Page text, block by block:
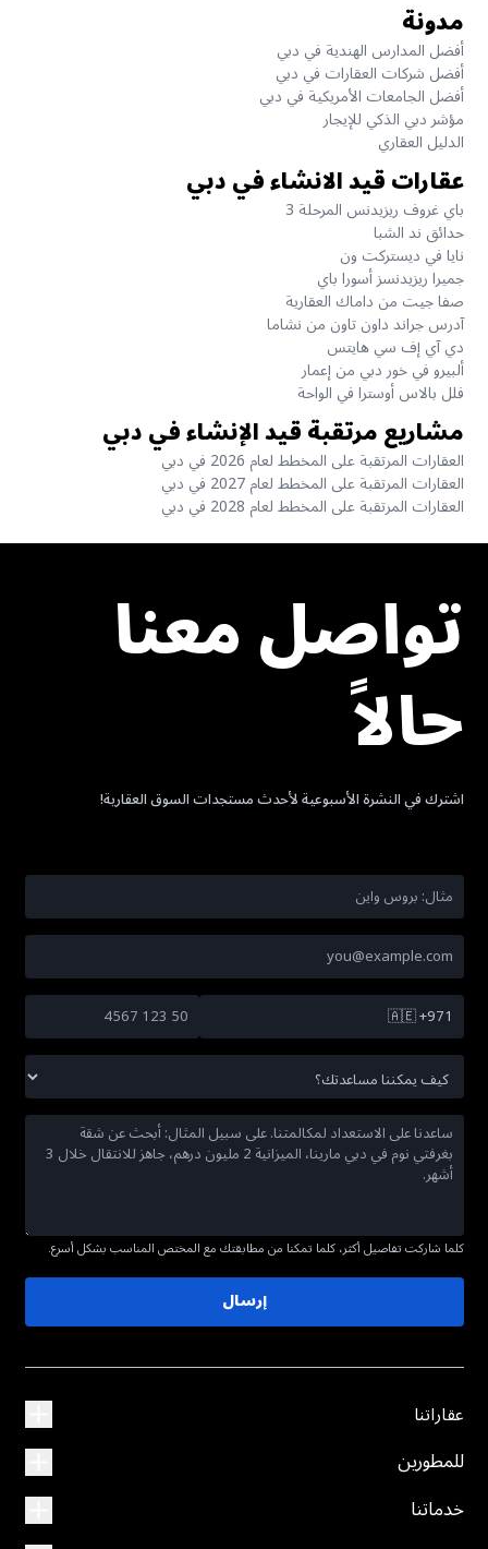
مدونة
أفضل المدارس الهندية في دبي
أفضل شركات العقارات في دبي
أفضل الجامعات الأمريكية في دبي
مؤشر دبي الذكي للإيجار
الدليل العقاري
عقارات قيد الانشاء في دبي
باي غروف ريزيدنس المرحلة 3
حدائق ند الشبا
نايا في ديستركت ون
جميرا ريزيدنسز أسورا باي
صفا جيت من داماك العقارية
آدرس جراند داون تاون من نشاما
دي آي إف سي هايتس
ألبيرو في خور دبي من إعمار
فلل بالاس أوسترا في الواحة
مشاريع مرتقبة قيد الإنشاء في دبي
العقارات المرتقبة على المخطط لعام 2026 في دبي
العقارات المرتقبة على المخطط لعام 2027 في دبي
العقارات المرتقبة على المخطط لعام 2028 في دبي
تواصل معنا
حالاً
اشترك في النشرة الأسبوعية لأحدث مستجدات السوق العقارية!
🇦🇪+971
كلما شاركت تفاصيل أكثر، كلما تمكنا من مطابقتك مع المختص المناسب بشكل أسرع.
إرسال
عقاراتنا
للمطورين
خدماتنا